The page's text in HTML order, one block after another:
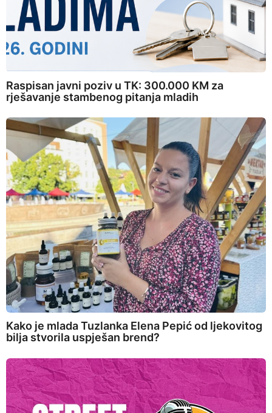
Raspisan javni poziv u TK: 300.000 KM za
rješavanje stambenog pitanja mladih
Kako je mlada Tuzlanka Elena Pepić od ljekovitog
bilja stvorila uspješan brend?